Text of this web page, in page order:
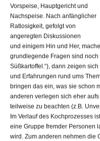
Vorspeise, Hauptgericht und
Nachspeise. Nach anfänglicher
Ratlosigkeit, gefolgt von
angeregten Diskussionen
und einigem Hin und Her,
grundlegende Fragen sind noch
Süßkartoffel.“), dann zeigen
und Erfahrungen rund ums
bringen das ein, was sie schon
anderen verlegen sich eher
teilweise zu beachten (z.B.
Im Verlauf des Kochprozesses
eine Gruppe fremder Personen
wird. Zum anderen nehmen die